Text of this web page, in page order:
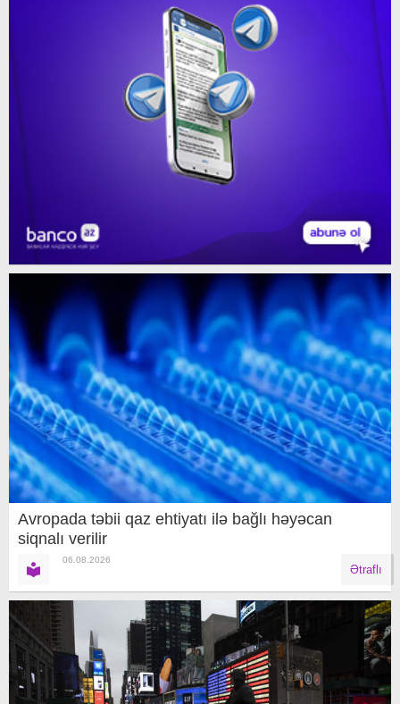
Avropada təbii qaz ehtiyatı ilə bağlı həyəcan
siqnalı verilir
06.08.2026
Ətraflı